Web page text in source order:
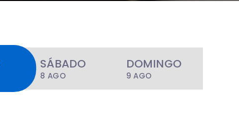
SÁBADO
8 AGO
DOMINGO
9 AGO